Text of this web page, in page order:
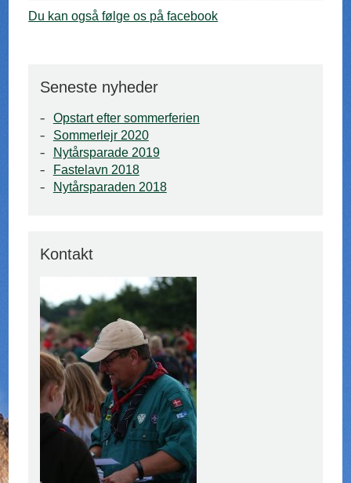
Du kan også følge os på facebook
Seneste nyheder
Opstart efter sommerferien
Sommerlejr 2020
Nytårsparade 2019
Fastelavn 2018
Nytårsparaden 2018
Kontakt